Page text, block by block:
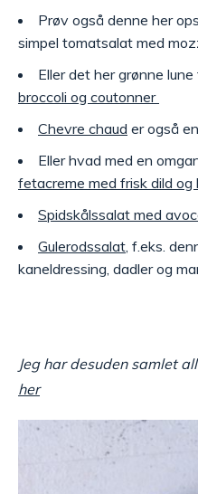
Prøv også denne her
simpel tomatsalat med
Eller det her grønne lune
broccoli og coutonner
Chevre chaud er også
Eller hvad med en
fetacreme med frisk dild
Spidskålssalat med
Gulerodssalat, f.eks.
kaneldressing, dadler og
Jeg har desuden samlet
her